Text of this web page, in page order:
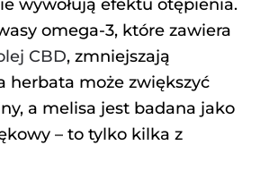
wywołują efektu otępienia.
omega-3, które zawiera
CBD, zmniejszają
herbata może zwiększyć
a melisa jest badana jako
– to tylko kilka z